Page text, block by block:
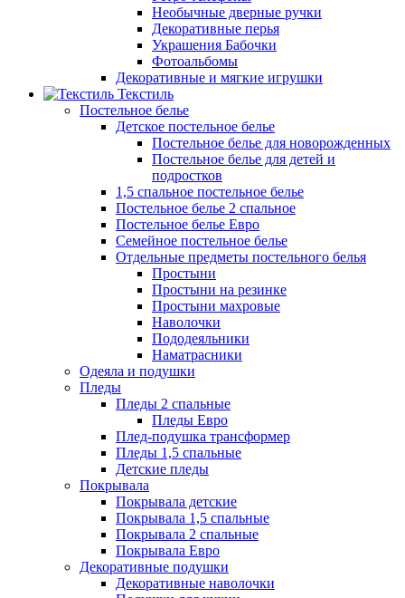
Необычные дверные ручки
Декоративные перья
Украшения Бабочки
Фотоальбомы
Декоративные и мягкие игрушки
Текстиль
Постельное белье
Детское постельное белье
Постельное белье для новорожденных
Постельное белье для детей и
подростков
1,5 спальное постельное белье
Постельное белье 2 спальное
Постельное белье Евро
Семейное постельное белье
Отдельные предметы постельного белья
Простыни
Простыни на резинке
Простыни махровые
Наволочки
Пододеяльники
Наматрасники
Одеяла и подушки
Пледы
Пледы 2 спальные
Пледы Евро
Плед-подушка трансформер
Пледы 1,5 спальные
Детские пледы
Покрывала
Покрывала детские
Покрывала 1,5 спальные
Покрывала 2 спальные
Покрывала Евро
Декоративные подушки
Декоративные наволочки